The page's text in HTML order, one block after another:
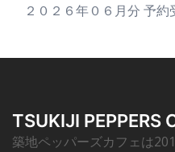
２０２６年０６月分 予約
TSUKIJI PEPPERS
築地ペッパーズカフェは